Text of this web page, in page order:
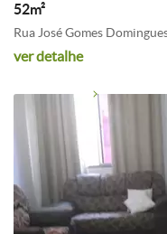
52m²
Rua José Gomes
ver detalhe